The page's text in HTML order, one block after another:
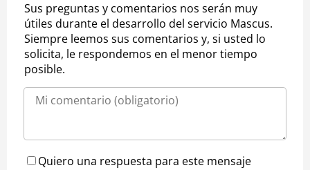
Sus preguntas y comentarios nos serán muy
útiles durante el desarrollo del servicio Mascus.
Siempre leemos sus comentarios y, si usted lo
solicita, le respondemos en el menor tiempo
posible.
Quiero una respuesta para este mensaje